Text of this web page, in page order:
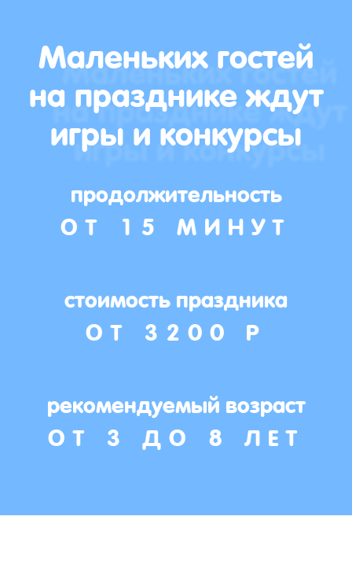
Маленьких гостей
на празднике ждут
игры и конкурсы
продолжительность
ОТ 15 МИНУТ
стоимость праздника
ОТ 3200 Р
рекомендуемый возраст
ОТ 3 ДО 8 ЛЕТ